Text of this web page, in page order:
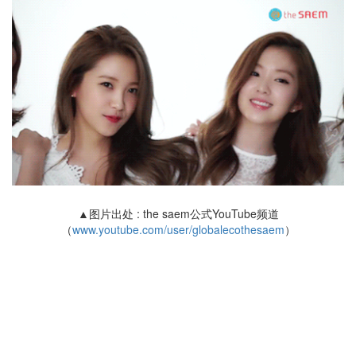
▲图片出处 : the saem公式YouTube频道
（www.youtube.com/user/globalecothesaem）